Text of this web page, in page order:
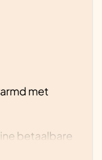
met
betaalbare